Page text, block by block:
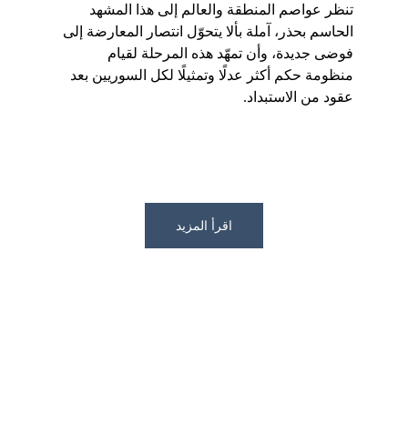
اقرأ المزيد
تنظر عواصم المنطقة والعالم إلى هذا المشهد
الحاسم بحذر، آملة بألا يتحوّل انتصار المعارضة إلى
فوضى جديدة، وأن تمهّد هذه المرحلة لقيام
منظومة حكم أكثر عدلًا وتمثيلًا لكل السوريين بعد
عقود من الاستبداد.